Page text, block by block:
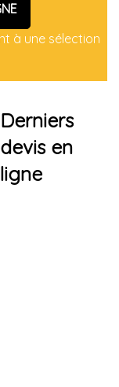
à une sélection
Derniers
devis en
ligne